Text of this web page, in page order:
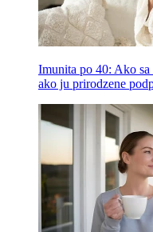
Imunita po 40: Ako
ako ju prirodzene